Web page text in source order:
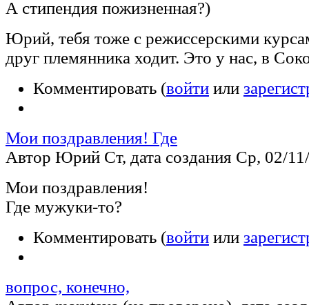
А стипендия пожизненная?)
Юрий, тебя тоже с режиссерскими
друг племянника ходит. Это у нас, в
Комментировать (войти или
Мои поздравления! Где
Автор Юрий Ст, дата создания Ср, 02/
Мои поздравления!
Где мужуки-то?
Комментировать (войти или
вопрос, конечно,